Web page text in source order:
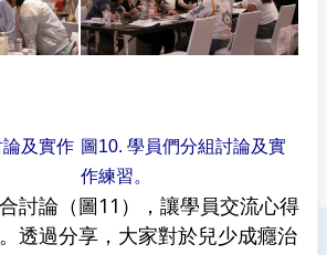
及實作 圖10. 學員們分組討論及實
作練習。
討論（圖11），讓學員交流心得
透過分享，大家對於兒少成癮治